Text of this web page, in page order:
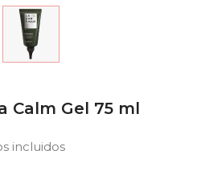
Calm Gel 75 ml
incluidos